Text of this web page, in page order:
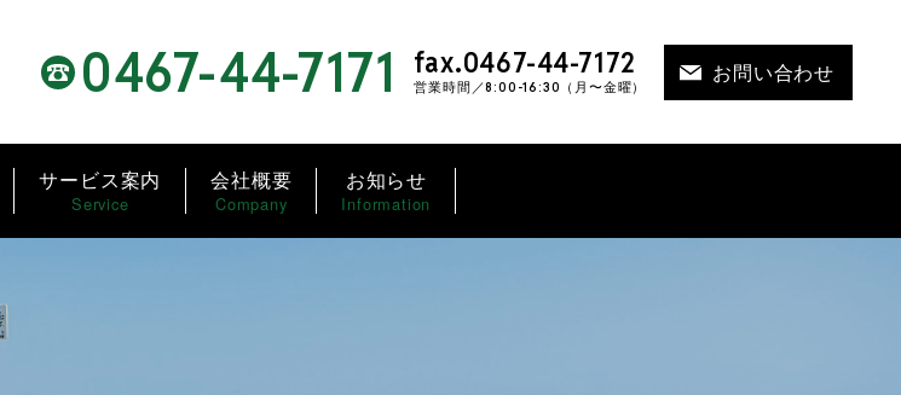
0467-44-7171 fax.0467-44-7172
営業時間／8:00-16:30（月〜金曜）
お問い合わせ
サービス案内
Service
会社概要
Company
お知らせ
Information